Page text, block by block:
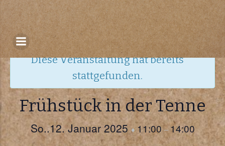
Zum
Inhalt
springen
« Alle Veranstaltungen
Diese Veranstaltung hat bereits
stattgefunden.
Frühstück in der Tenne
So..12. Januar 2025 ♦ 11:00–14:00